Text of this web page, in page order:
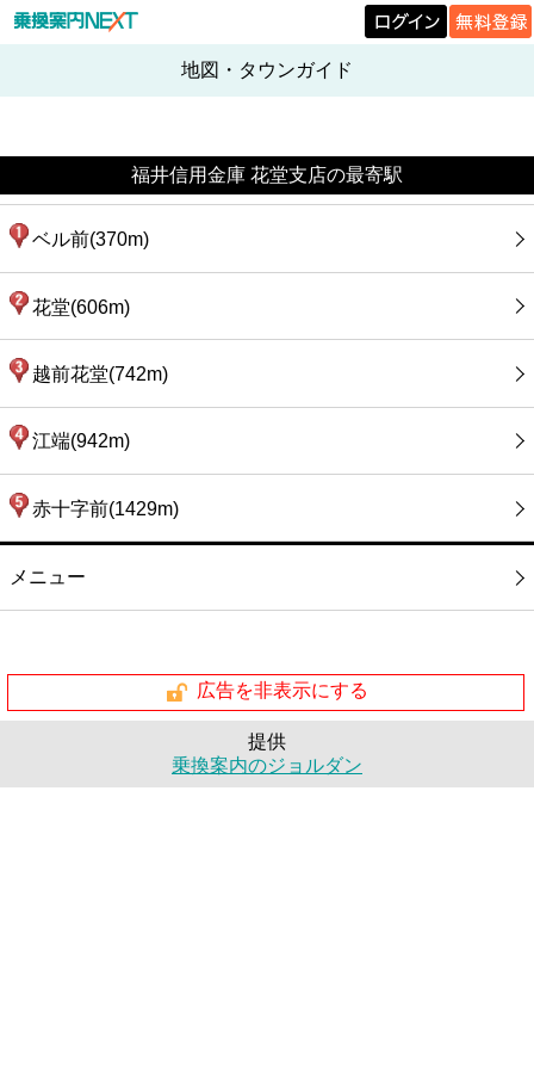
地図・タウンガイド
福井信用金庫 花堂支店の最寄駅
ベル前(370m)
花堂(606m)
越前花堂(742m)
江端(942m)
赤十字前(1429m)
メニュー
広告を非表示にする
提供
乗換案内のジョルダン